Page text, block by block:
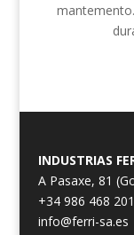
INDUSTRIAS
A Pasaxe, 81
+34 986 468 201
info@ferri-sa.es